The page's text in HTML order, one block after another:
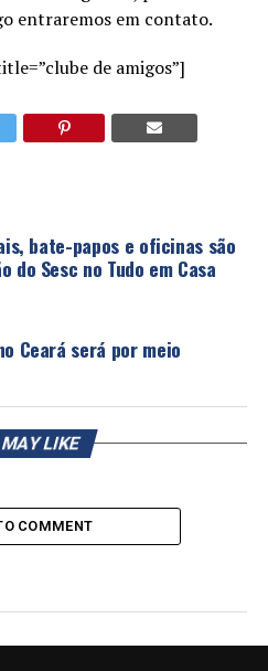
entraremos em contato.
de amigos”]
bate-papos e oficinas são
do Sesc no Tudo em Casa
Ceará será por meio
LIKE
COMMENT